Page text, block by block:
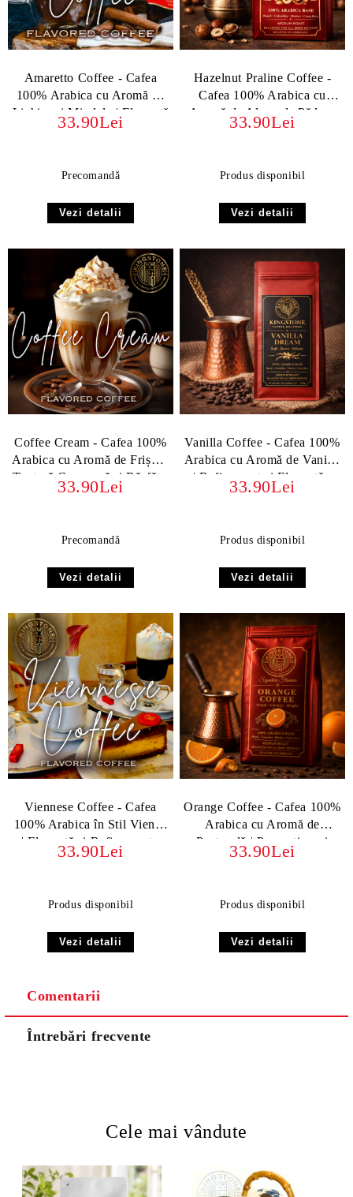
Amaretto Coffee - Cafea
100% Arabica cu Aromă de
Lichior și Migdale | Eleganță
Italiană
33.90Lei
Precomandă
Vezi detalii
Hazelnut Praline Coffee -
Cafea 100% Arabica cu
Aromă de Alune de Pădure
33.90Lei
Produs disponibil
Vezi detalii
Coffee Cream - Cafea 100%
Arabica cu Aromă de Frișcă |
Textură Cremoasă și Răsfăț -
boabe sau macinata
33.90Lei
Precomandă
Vezi detalii
Vanilla Coffee - Cafea 100%
Arabica cu Aromă de Vanilie
| Rafinament și Eleganță -
boabe sau macinata
33.90Lei
Produs disponibil
Vezi detalii
Viennese Coffee - Cafea
100% Arabica în Stil Vienez
| Eleganță și Rafinament -
boabe sau macinata
33.90Lei
Produs disponibil
Vezi detalii
Orange Coffee - Cafea 100%
Arabica cu Aromă de
Portocală | Prospețime și
Energie
33.90Lei
Produs disponibil
Vezi detalii
Comentarii
Întrebări frecvente
Cele mai vândute